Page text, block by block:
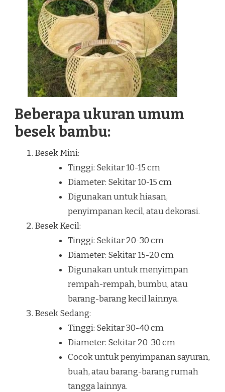
Beberapa ukuran umum
besek bambu:
Besek Mini:
Tinggi: Sekitar 10-15 cm
Diameter: Sekitar 10-15 cm
Digunakan untuk hiasan,
penyimpanan kecil, atau dekorasi.
Besek Kecil:
Tinggi: Sekitar 20-30 cm
Diameter: Sekitar 15-20 cm
Digunakan untuk menyimpan
rempah-rempah, bumbu, atau
barang-barang kecil lainnya.
Besek Sedang:
Tinggi: Sekitar 30-40 cm
Diameter: Sekitar 20-30 cm
Cocok untuk penyimpanan sayuran,
buah, atau barang-barang rumah
tangga lainnya.